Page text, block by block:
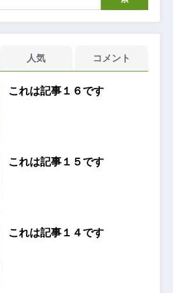
人気 コメント
これは記事１６です
これは記事１５です
これは記事１４です